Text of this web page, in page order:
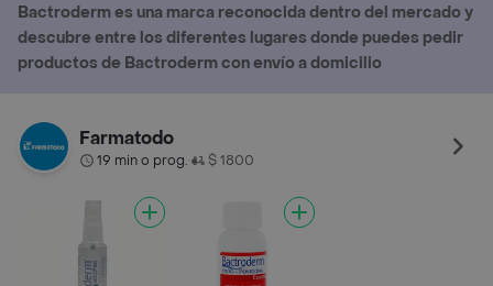
Bactroderm es una marca reconocida dentro del mercado y
descubre entre los diferentes lugares donde puedes pedir
productos de Bactroderm con envío a domicilio
Farmatodo
19 min o prog.• $ 1800